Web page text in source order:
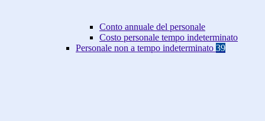
Conto annuale del personale
Costo personale tempo indeterminato
Personale non a tempo indeterminato 39